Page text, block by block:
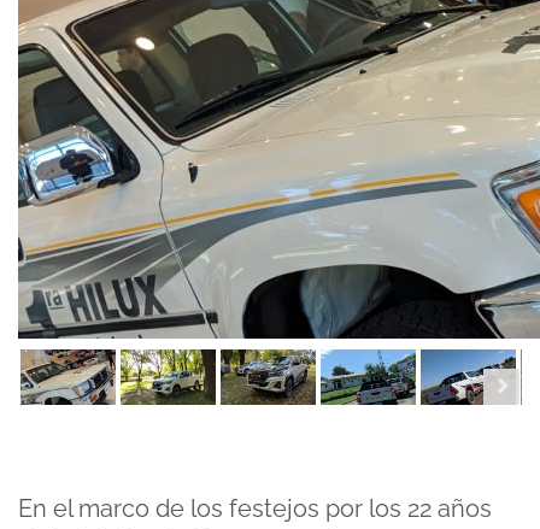
En el marco de los festejos por los 22 años